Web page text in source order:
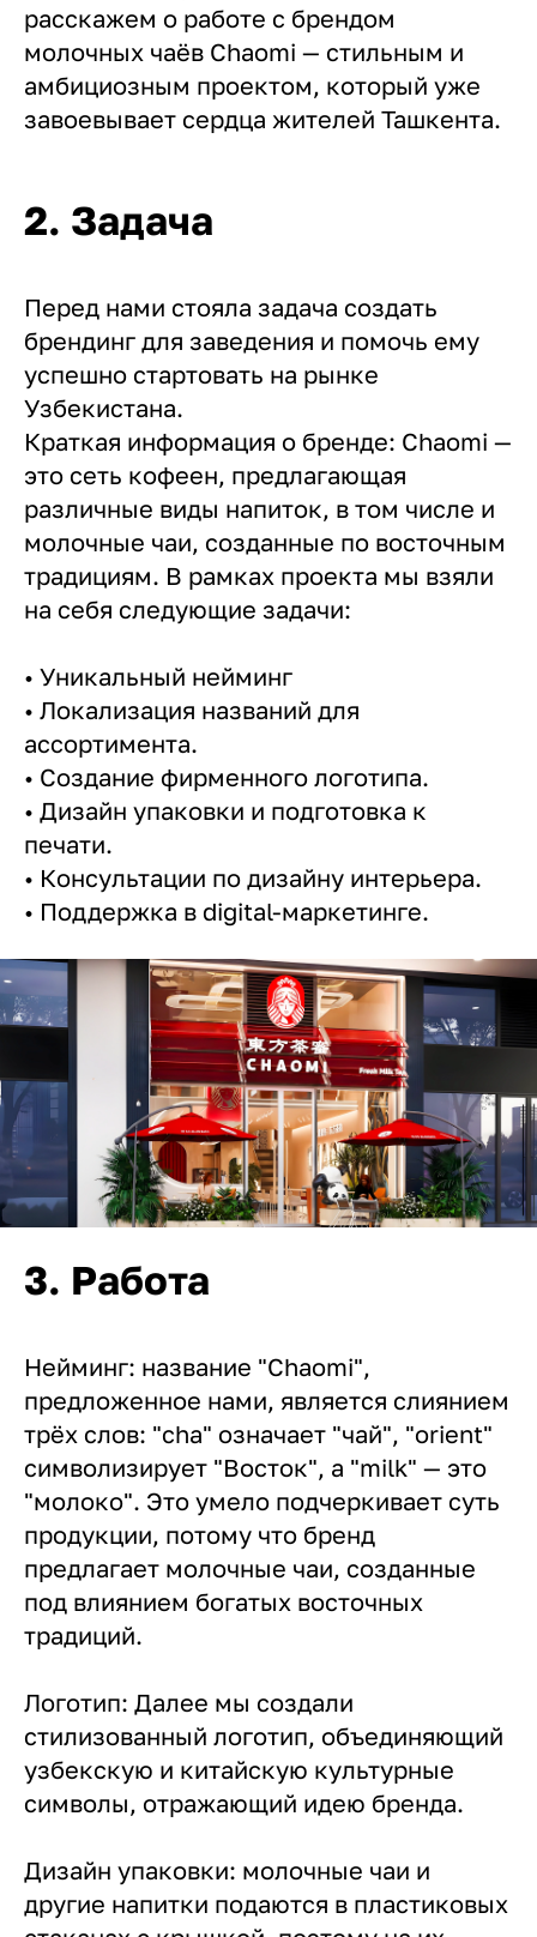
расскажем о работе с брендом
молочных чаёв Chaomi — стильным и
амбициозным проектом, который уже
завоевывает сердца жителей Ташкента.
2. Задача
Перед нами стояла задача создать
брендинг для заведения и помочь ему
успешно стартовать на рынке
Узбекистана.
Краткая информация о бренде: Chaomi —
это сеть кофеен, предлагающая
различные виды напиток, в том числе и
молочные чаи, созданные по восточным
традициям. В рамках проекта мы взяли
на себя следующие задачи:
• Уникальный нейминг
• Локализация названий для
ассортимента.
• Создание фирменного логотипа.
• Дизайн упаковки и подготовка к
печати.
• Консультации по дизайну интерьера.
• Поддержка в digital-маркетинге.
3. Работа
Нейминг: название "Chaomi",
предложенное нами, является слиянием
трёх слов: "cha" означает "чай", "orient"
символизирует "Восток", а "milk" — это
"молоко". Это умело подчеркивает суть
продукции, потому что бренд
предлагает молочные чаи, созданные
под влиянием богатых восточных
традиций.
Логотип: Далее мы создали
стилизованный логотип, объединяющий
узбекскую и китайскую культурные
символы, отражающий идею бренда.
Дизайн упаковки: молочные чаи и
другие напитки подаются в пластиковых